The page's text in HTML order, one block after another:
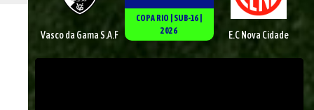
Vasco da Gama S.A.F
COPA RIO SUB-16
2026
E.C Nova Cidade